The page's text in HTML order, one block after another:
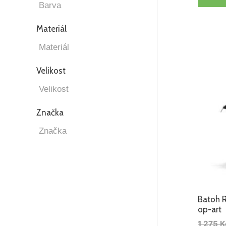
Materiál
Velikost
Značka
Batoh
op-art
1 275